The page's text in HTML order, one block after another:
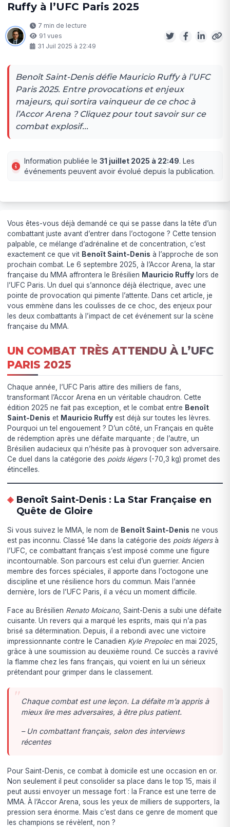
Ruffy à l’UFC Paris 2025
7 min de lecture
91 vues
31 Juil 2025 à 22:49
Benoît Saint-Denis défie Mauricio Ruffy à l’UFC
Paris 2025. Entre provocations et enjeux
majeurs, qui sortira vainqueur de ce choc à
l’Accor Arena ? Cliquez pour tout savoir sur ce
combat explosif...
Information publiée le31 juillet 2025 à 22:49. Les
événements peuvent avoir évolué depuis la publication.
Vous êtes-vous déjà demandé ce qui se passe dans la tête d’un
combattant juste avant d’entrer dans l’octogone ? Cette tension
palpable, ce mélange d’adrénaline et de concentration, c’est
exactement ce que vit Benoît Saint-Denis à l’approche de son
prochain combat. Le 6 septembre 2025, à l’Accor Arena, la star
française du MMA affrontera le Brésilien Mauricio Ruffy lors de
l’UFC Paris. Un duel qui s’annonce déjà électrique, avec une
pointe de provocation qui pimente l’attente. Dans cet article, je
vous emmène dans les coulisses de ce choc, des enjeux pour
les deux combattants à l’impact de cet événement sur la scène
française du MMA.
UN COMBAT TRÈS ATTENDU À L’UFC
PARIS 2025
Chaque année, l’UFC Paris attire des milliers de fans,
transformant l’Accor Arena en un véritable chaudron. Cette
édition 2025 ne fait pas exception, et le combat entre Benoît
Saint-Denis et Mauricio Ruffy est déjà sur toutes les lèvres.
Pourquoi un tel engouement ? D’un côté, un Français en quête
de rédemption après une défaite marquante ; de l’autre, un
Brésilien audacieux qui n’hésite pas à provoquer son adversaire.
Ce duel dans la catégorie des poids légers(-70,3 kg) promet des
étincelles.
Benoît Saint-Denis : La Star Française en
Quête de Gloire
Si vous suivez le MMA, le nom de Benoît Saint-Denis ne vous
est pas inconnu. Classé 14e dans la catégorie des poids légersà
l’UFC, ce combattant français s’est imposé comme une figure
incontournable. Son parcours est celui d’un guerrier. Ancien
membre des forces spéciales, il apporte dans l’octogone une
discipline et une résilience hors du commun. Mais l’année
dernière, lors de l’UFC Paris, il a vécu un moment difficile.
Face au Brésilien Renato Moicano, Saint-Denis a subi une défaite
cuisante. Un revers qui a marqué les esprits, mais qui n’a pas
brisé sa détermination. Depuis, il a rebondi avec une victoire
impressionnante contre le Canadien Kyle Prepolecen mai 2025,
grâce à une soumission au deuxième round. Ce succès a ravivé
la flamme chez les fans français, qui voient en lui un sérieux
prétendant pour grimper dans le classement.
Chaque combat est une leçon. La défaite m’a appris à
mieux lire mes adversaires, à être plus patient.
– Un combattant français, selon des interviews
récentes
Pour Saint-Denis, ce combat à domicile est une occasion en or.
Non seulement il peut consolider sa place dans le top 15, mais il
peut aussi envoyer un message fort : la France est une terre de
MMA. À l’Accor Arena, sous les yeux de milliers de supporters, la
pression sera énorme. Mais c’est dans ce genre de moment que
les champions se révèlent, non ?